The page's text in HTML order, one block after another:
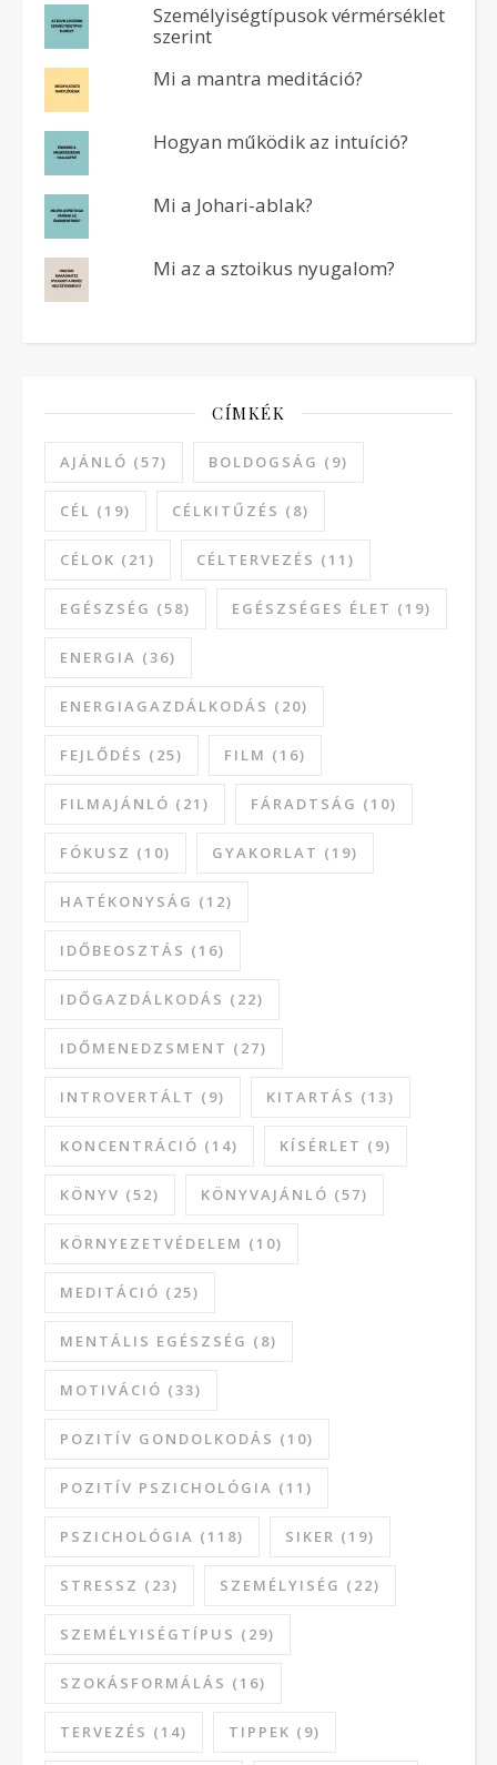
Személyiségtípusok vérmérséklet
szerint
Mi a mantra meditáció?
Hogyan működik az intuíció?
Mi a Johari-ablak?
Mi az a sztoikus nyugalom?
CÍMKÉK
AJÁNLÓ (57) BOLDOGSÁG (9)
CÉL (19) CÉLKITŰZÉS (8)
CÉLOK (21) CÉLTERVEZÉS (11)
EGÉSZSÉG (58) EGÉSZSÉGES ÉLET (19)
ENERGIA (36)
ENERGIAGAZDÁLKODÁS (20)
FEJLŐDÉS (25) FILM (16)
FILMAJÁNLÓ (21) FÁRADTSÁG (10)
FÓKUSZ (10) GYAKORLAT (19)
HATÉKONYSÁG (12)
IDŐBEOSZTÁS (16)
IDŐGAZDÁLKODÁS (22)
IDŐMENEDZSMENT (27)
INTROVERTÁLT (9) KITARTÁS (13)
KONCENTRÁCIÓ (14) KÍSÉRLET (9)
KÖNYV (52) KÖNYVAJÁNLÓ (57)
KÖRNYEZETVÉDELEM (10)
MEDITÁCIÓ (25)
MENTÁLIS EGÉSZSÉG (8)
MOTIVÁCIÓ (33)
POZITÍV GONDOLKODÁS (10)
POZITÍV PSZICHOLÓGIA (11)
PSZICHOLÓGIA (118) SIKER (19)
STRESSZ (23) SZEMÉLYISÉG (22)
SZEMÉLYISÉGTÍPUS (29)
SZOKÁSFORMÁLÁS (16)
TERVEZÉS (14) TIPPEK (9)